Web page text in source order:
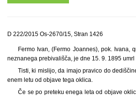
D 222/2015 Os-2670/15, Stran 1426
Fermo Ivan, (Fermo Joannes), pok. Ivana,
neznanega prebivališča, je dne 15. 9. 1895
Tisti, ki mislijo, da imajo pravico do
enem letu od objave tega oklica.
Če se po preteku enega leta od objave